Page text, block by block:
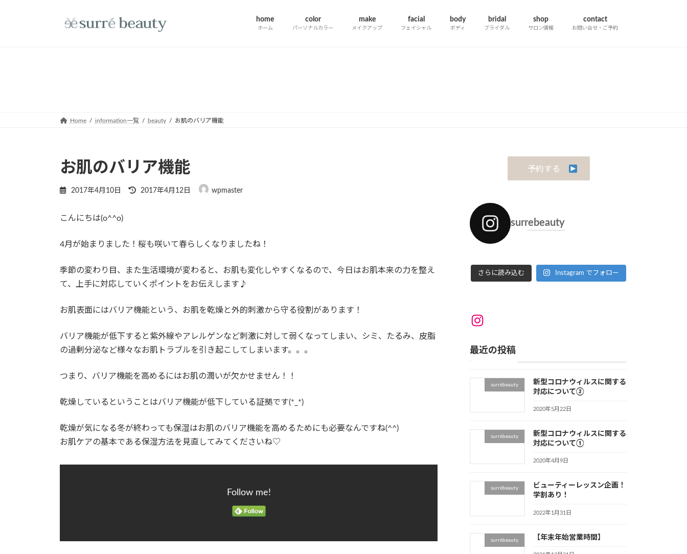
home
ホーム
color
パーソナルカラー
make
メイクアップ
facial
フェイシャル
body
ボディ
bridal
ブライダル
shop
サロン情報
contact
お問い合せ・ご予約
Home information一覧 beauty お肌のバリア機能
お肌のバリア機能
2017年4月10日
最
時
2017年4月12日 wpmaster
こんにちは(o^^o)
4月が始まりました！桜も咲いて春らしくなりましたね！
季節の変わり目、また生活環境が変わると、お肌も変化しやすくなるので、今日はお肌本来の力を整え
て、上手に対応していくポイントをお伝えします♪
お肌表面にはバリア機能という、お肌を乾燥と外的刺激から守る役割があります！
バリア機能が低下すると紫外線やアレルゲンなど刺激に対して弱くなってしまい、シミ、たるみ、皮脂
の過剰分泌など様々なお肌トラブルを引き起こしてしまいます。。。
つまり、バリア機能を高めるにはお肌の潤いが欠かせません！！
乾燥しているということはバリア機能が低下している証拠です(*_*)
乾燥が気になる冬が終わっても保湿はお肌のバリア機能を高めるためにも必要なんですね(^^)
お肌ケアの基本である保湿方法を見直してみてくださいね♡
Follow me!
予約する
surrebeauty
さらに読み込む Instagram でフォロー
Instagram
最近の投稿
surrébeauty
新型コロナウィルスに関する
対応について②
2020年5月22日
surrébeauty
新型コロナウィルスに関する
対応について①
2020年4月9日
surrébeauty
ビューティーレッスン企画！
学割あり！
2022年1月31日
surrébeauty 【年末年始営業時間】